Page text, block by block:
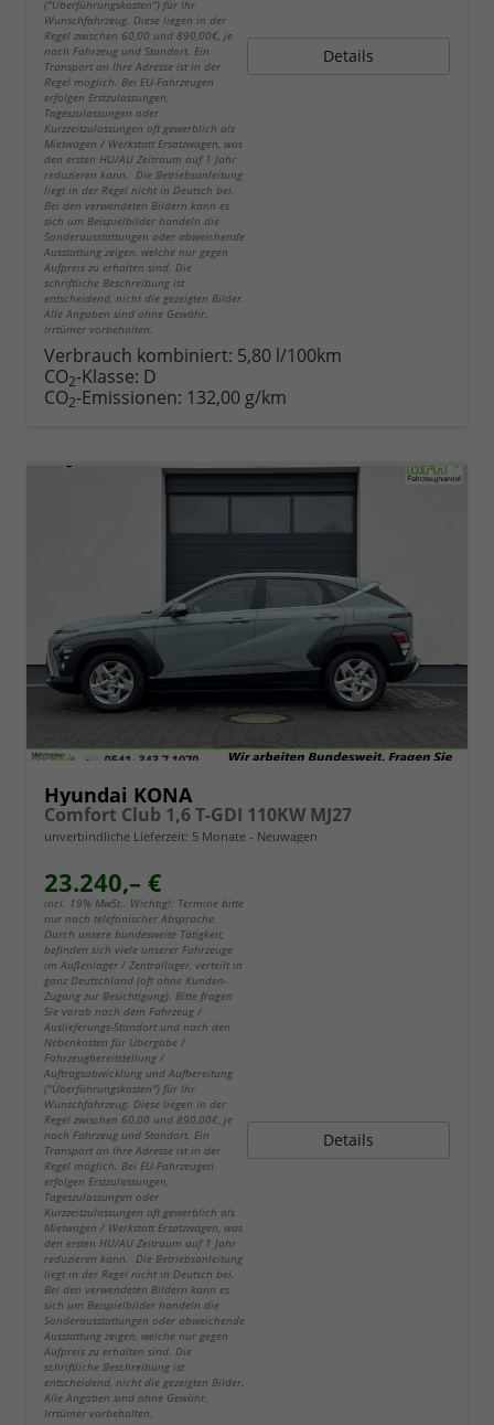
("Überführungskosten") für Ihr
Wunschfahrzeug. Diese liegen in der
Regel zwischen 60,00 und 890,00€, je
nach Fahrzeug und Standort. Ein
Transport an Ihre Adresse ist in der
Regel möglich. Bei EU-Fahrzeugen
erfolgen Erstzulassungen,
Tageszulassungen oder
Kurzzeitzulassungen oft gewerblich als
Mietwagen / Werkstatt Ersatzwagen, was
den ersten HU/AU Zeitraum auf 1 Jahr
reduzieren kann. Die Betriebsanleitung
liegt in der Regel nicht in Deutsch bei.
Bei den verwendeten Bildern kann es
sich um Beispielbilder handeln die
Sonderausstattungen oder abweichende
Ausstattung zeigen, welche nur gegen
Aufpreis zu erhalten sind. Die
schriftliche Beschreibung ist
entscheidend, nicht die gezeigten Bilder.
Alle Angaben sind ohne Gewähr.
Irrtümer vorbehalten.
Details
Verbrauch kombiniert: 5,80 l/100km
CO2-Klasse: D
CO2-Emissionen: 132,00 g/km
Hyundai KONA
Comfort Club 1,6 T-GDI 110KW MJ27
unverbindliche Lieferzeit: 5 Monate Neuwagen
23.240,– €
incl. 19% MwSt.. Wichtig!: Termine bitte
nur nach telefonischer Absprache.
Durch unsere bundesweite Tätigkeit,
befinden sich viele unserer Fahrzeuge
im Außenlager / Zentrallager, verteilt in
ganz Deutschland (oft ohne Kunden-
Zugang zur Besichtigung). Bitte fragen
Sie vorab nach dem Fahrzeug /
Auslieferungs-Standort und nach den
Nebenkosten für Übergabe /
Fahrzeugbereitstellung /
Auftragsabwicklung und Aufbereitung
("Überführungskosten") für Ihr
Wunschfahrzeug. Diese liegen in der
Regel zwischen 60,00 und 890,00€, je
nach Fahrzeug und Standort. Ein
Transport an Ihre Adresse ist in der
Regel möglich. Bei EU-Fahrzeugen
erfolgen Erstzulassungen,
Tageszulassungen oder
Kurzzeitzulassungen oft gewerblich als
Mietwagen / Werkstatt Ersatzwagen, was
den ersten HU/AU Zeitraum auf 1 Jahr
reduzieren kann. Die Betriebsanleitung
liegt in der Regel nicht in Deutsch bei.
Bei den verwendeten Bildern kann es
sich um Beispielbilder handeln die
Sonderausstattungen oder abweichende
Ausstattung zeigen, welche nur gegen
Aufpreis zu erhalten sind. Die
schriftliche Beschreibung ist
entscheidend, nicht die gezeigten Bilder.
Alle Angaben sind ohne Gewähr.
Irrtümer vorbehalten.
Details